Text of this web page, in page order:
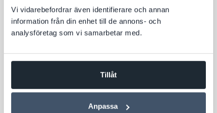
Vi vidarebefordrar även identifierare och annan
information från din enhet till de annons- och
analysföretag som vi samarbetar med.
Tillåt
Anpassa
3 JULI 2026
Välkommen att hyra vårt kontor till halva